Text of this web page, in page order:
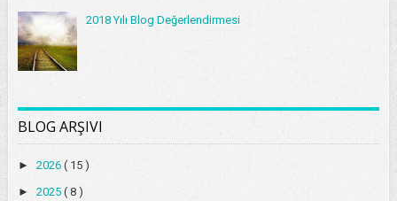
2018 Yılı Blog Değerlendirmesi
BLOG ARŞIVI
► 2026 ( 15 )
► 2025 ( 8 )